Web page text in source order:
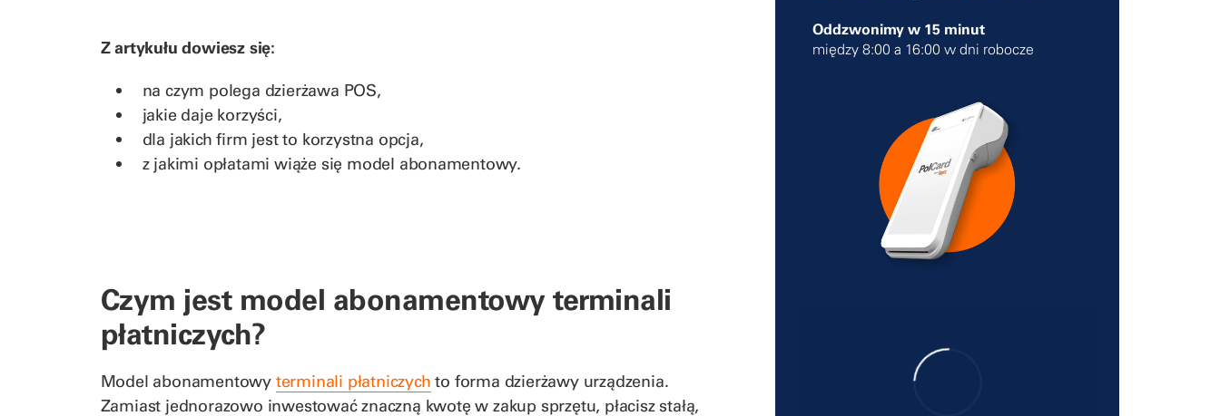
Z artykułu dowiesz się:
na czym polega dzierżawa POS,
jakie daje korzyści,
dla jakich firm jest to korzystna opcja,
z jakimi opłatami wiąże się model abonamentowy.
Czym jest model abonamentowy terminali
płatniczych?
Model abonamentowy terminali płatniczych to forma dzierżawy urządzenia.
Zamiast jednorazowo inwestować znaczną kwotę w zakup sprzętu, płacisz stałą,
Oddzwonimy w 15 minut
między 8:00 a 16:00 w dni robocze